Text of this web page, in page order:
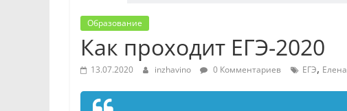
Образование
Как проходит ЕГЭ-2020
13.07.2020 inzhavino 0 Комментариев ЕГЭ,